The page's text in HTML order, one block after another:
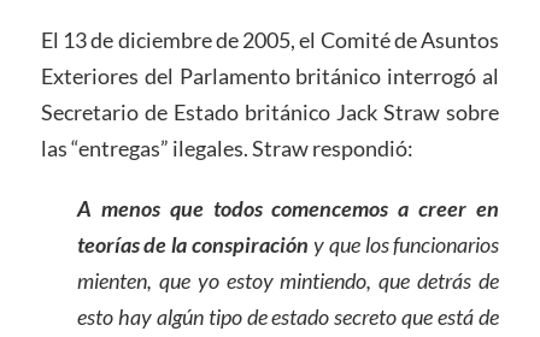
El 13 de diciembre de 2005, el Comité de Asuntos
Exteriores del Parlamento británico interrogó al
Secretario de Estado británico Jack Straw sobre
las “entregas” ilegales. Straw respondió:
A menos que todos comencemos a creer en
teorías de la conspiración y que los funcionarios
mienten, que yo estoy mintiendo, que detrás de
esto hay algún tipo de estado secreto que está de